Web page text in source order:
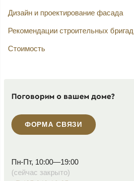
Дизайн и проектирование фасада
Рекомендации строительных бригад
Стоимость
Поговорим о вашем доме?
ФОРМА СВЯЗИ
Пн-Пт, 10:00—19:00
(сейчас закрыто)